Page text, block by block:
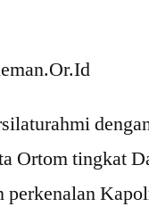
Ortom tingkat
perkenalan